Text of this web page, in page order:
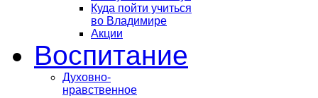
Куда пойти учиться
во Владимире
Акции
Воспитание
Духовно-
нравственное